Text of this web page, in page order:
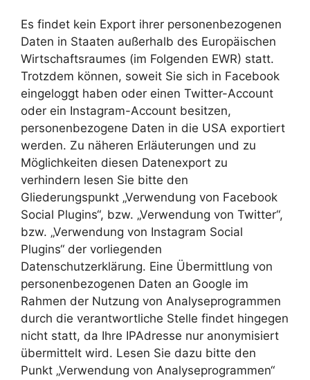
Es findet kein Export ihrer personenbezogenen
Daten in Staaten außerhalb des Europäischen
Wirtschaftsraumes (im Folgenden EWR) statt.
Trotzdem können, soweit Sie sich in Facebook
eingeloggt haben oder einen Twitter-Account
oder ein Instagram-Account besitzen,
personenbezogene Daten in die USA exportiert
werden. Zu näheren Erläuterungen und zu
Möglichkeiten diesen Datenexport zu
verhindern lesen Sie bitte den
Gliederungspunkt „Verwendung von Facebook
Social Plugins“, bzw. „Verwendung von Twitter“,
bzw. „Verwendung von Instagram Social
Plugins“ der vorliegenden
Datenschutzerklärung. Eine Übermittlung von
personenbezogenen Daten an Google im
Rahmen der Nutzung von Analyseprogrammen
durch die verantwortliche Stelle findet hingegen
nicht statt, da Ihre IPAdresse nur anonymisiert
übermittelt wird. Lesen Sie dazu bitte den
Punkt „Verwendung von Analyseprogrammen“